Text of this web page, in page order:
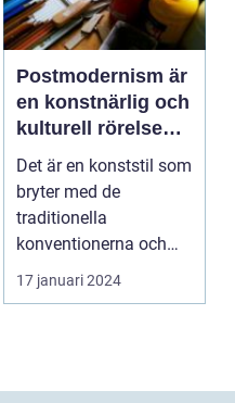
Postmodernism är
en konstnärlig och
kulturell rörelse
som började ta
form under 1960-
talet och fortsatte
att växa i
de kommande
årtiondena
Det är en konststil som
bryter med de
traditionella
konventionerna och
utmanar den
etablerade normen...
17 januari 2024